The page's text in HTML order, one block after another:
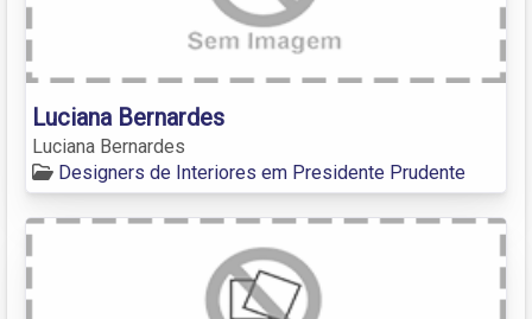
Luciana Bernardes
Luciana Bernardes
Designers de Interiores em Presidente Prudente